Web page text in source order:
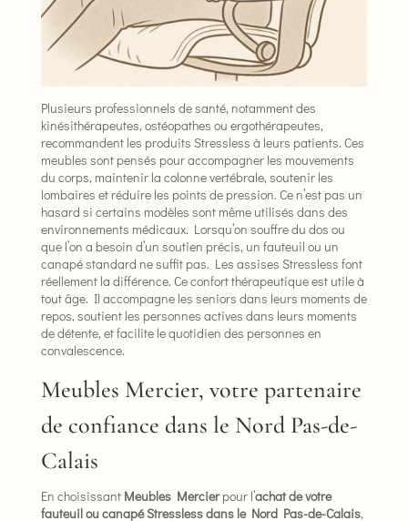
Plusieurs professionnels de santé, notamment des
kinésithérapeutes, ostéopathes ou ergothérapeutes,
recommandent les produits Stressless à leurs patients. Ces
meubles sont pensés pour accompagner les mouvements
du corps, maintenir la colonne vertébrale, soutenir les
lombaires et réduire les points de pression. Ce n’est pas un
hasard si certains modèles sont même utilisés dans des
environnements médicaux. Lorsqu’on souffre du dos ou
que l’on a besoin d’un soutien précis, un fauteuil ou un
canapé standard ne suffit pas. Les assises Stressless font
réellement la différence. Ce confort thérapeutique est utile à
tout âge. Il accompagne les seniors dans leurs moments de
repos, soutient les personnes actives dans leurs moments
de détente, et facilite le quotidien des personnes en
convalescence.
Meubles Mercier, votre partenaire
de confiance dans le Nord Pas-de-
Calais
En choisissant Meubles Mercierpour l’achat de votre
fauteuil ou canapé Stressless dans le Nord Pas-de-Calais,